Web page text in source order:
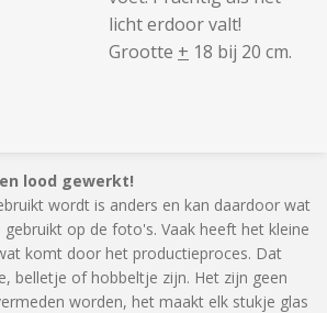
licht erdoor valt!
Grootte + 18 bij 20 cm.
lood gewerkt!
wordt is anders en kan daardoor wat
op de foto's. Vaak heeft het kleine
komt door het productieproces. Dat
belletje of hobbeltje zijn. Het zijn geen
worden, het maakt elk stukje glas